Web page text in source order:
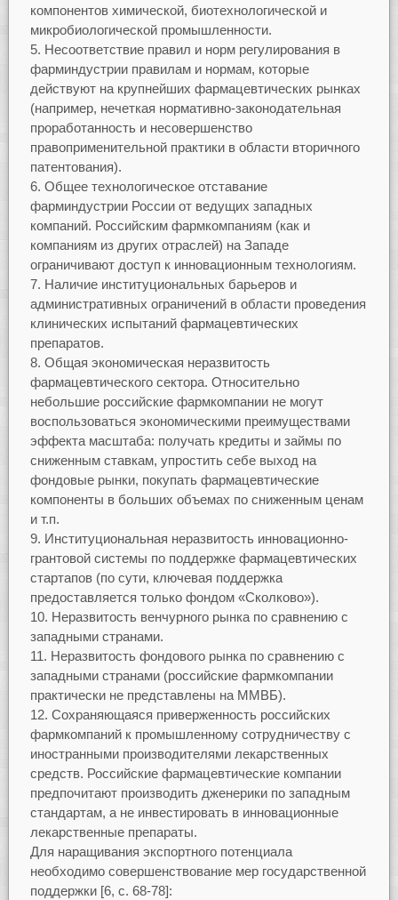
компонентов химической, биотехнологической и
микробиологической промышленности.
Несоответствие правил и норм регулирования в
фарминдустрии правилам и нормам, которые
действуют на крупнейших фармацевтических рынках
(например, нечеткая нормативно-законодательная
проработанность и несовершенство
правоприменительной практики в области вторичного
патентования).
Общее технологическое отставание
фарминдустрии России от ведущих западных
компаний. Российским фармкомпаниям (как и
компаниям из других отраслей) на Западе
ограничивают доступ к инновационным технологиям.
Наличие институциональных барьеров и
административных ограничений в области проведения
клинических испытаний фармацевтических
препаратов.
Общая экономическая неразвитость
фармацевтического сектора. Относительно
небольшие российские фармкомпании не могут
воспользоваться экономическими преимуществами
эффекта масштаба: получать кредиты и займы по
сниженным ставкам, упростить себе выход на
фондовые рынки, покупать фармацевтические
компоненты в больших объемах по сниженным ценам
и т.п.
Институциональная неразвитость инновационно-
грантовой системы по поддержке фармацевтических
стартапов (по сути, ключевая поддержка
предоставляется только фондом «Сколково»).
Неразвитость венчурного рынка по сравнению с
западными странами.
Неразвитость фондового рынка по сравнению с
западными странами (российские фармкомпании
практически не представлены на ММВБ).
Сохраняющаяся приверженность российских
фармкомпаний к промышленному сотрудничеству с
иностранными производителями лекарственных
средств. Российские фармацевтические компании
предпочитают производить дженерики по западным
стандартам, а не инвестировать в инновационные
лекарственные препараты.
Для наращивания экспортного потенциала
необходимо совершенствование мер государственной
поддержки [6, c. 68-78]: